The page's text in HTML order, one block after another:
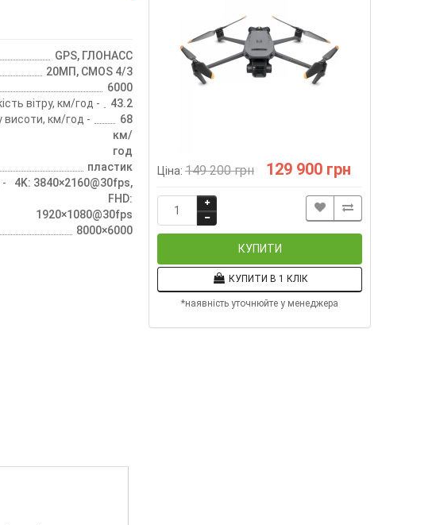
GPS, ГЛОНАСС
20МП, CMOS 4/3
6000
вітру, км/год -
43.2
висоти, км/год -
68
км/
год
пластик
-
4K: 3840×2160@30fps,
FHD:
1920×1080@30fps
8000×6000
Ціна: 149 200 грн 129 900 грн
КУПИТИ
КУПИТИ В 1 КЛІК
*наявність уточнюйте у менеджера